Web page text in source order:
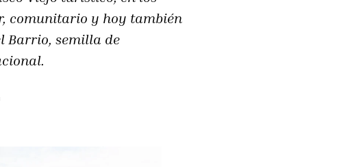
comunitario y hoy también
Barrio, semilla de